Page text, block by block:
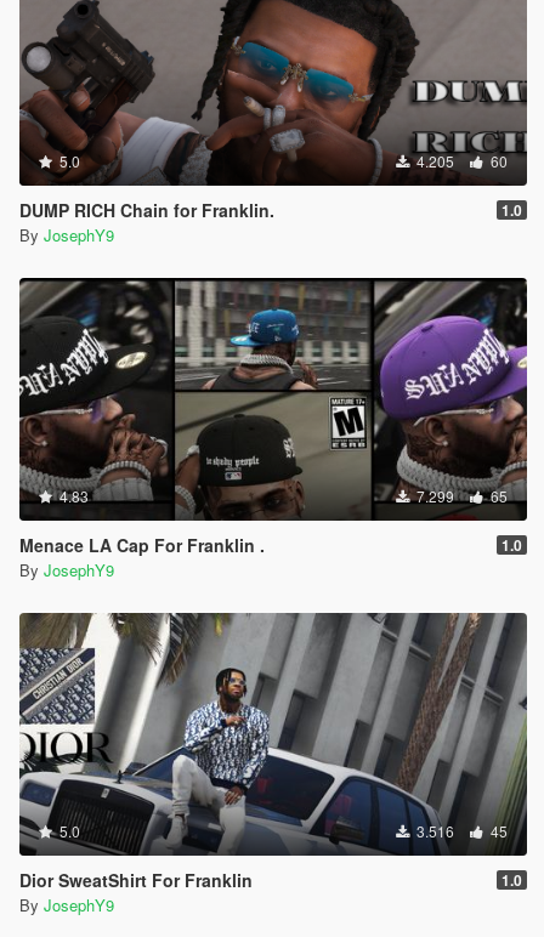
5.0 4.205 60
DUMP RICH Chain for Franklin. 1.0
By JosephY9
4.83 7.299 65
Menace LA Cap For Franklin . 1.0
By JosephY9
5.0 3.516 45
Dior SweatShirt For Franklin 1.0
By JosephY9